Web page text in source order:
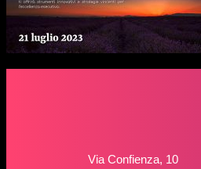
Via Confienza, 10